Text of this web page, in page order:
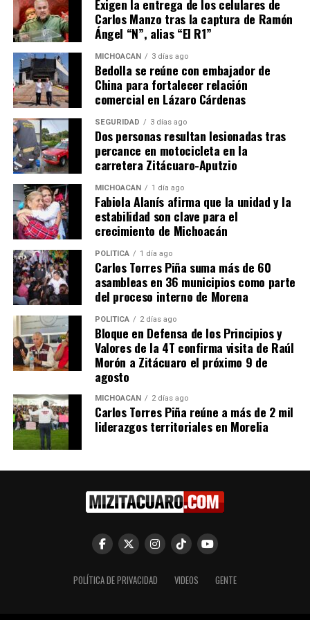
dejado decenas de detenidos. El alcalde de Nueva York,
Eric Adams, advirtió que no permitirá que la violencia
vista en otras ciudades se replique en la Gran Manzana,
calificándola de “inaceptable”.
El Departamento de Seguridad Nacional (DHS) reportó
un aumento del 413% en ataques contra agentes de ICE,
atribuyendo las tensiones a una retórica hostil de
algunos líderes políticos. Mientras tanto, congresistas
como Adriano Espaillat y Nydia Velázquez visitaron
Federal Plaza para investigar denuncias sobre
condiciones inhumanas en los centros de detención de
ICE.
Las autoridades no han precisado los cargos exactos
contra los detenidos ni el número total de arrestos,
pero la situación sigue en desarrollo. Se espera una
manifestación mayor frente al tribunal federal de
inmigración en Manhattan en los próximos días, según
anunciaron los organizadores.
Fuentes: Univision 41, Infobae, The New York Times,
CNN Español, Voz de América, Telemundo
Comparte con:
Me gusta esto:
Exigen la entrega de los celulares de
Carlos Manzo tras la captura de Ramón
Ángel “N”, alias “El R1”
MICHOACÁN 3 días ago
Bedolla se reúne con embajador de
China para fortalecer relación
comercial en Lázaro Cárdenas
SEGURIDAD 3 días ago
Dos personas resultan lesionadas tras
percance en motocicleta en la
carretera Zitácuaro-Aputzio
MICHOACÁN 1 día ago
Fabiola Alanís afirma que la unidad y la
estabilidad son clave para el
crecimiento de Michoacán
POLÍTICA 1 día ago
Carlos Torres Piña suma más de 60
asambleas en 36 municipios como parte
del proceso interno de Morena
POLÍTICA 2 días ago
Bloque en Defensa de los Principios y
Valores de la 4T confirma visita de Raúl
Morón a Zitácuaro el próximo 9 de
agosto
MICHOACÁN 2 días ago
Carlos Torres Piña reúne a más de 2 mil
liderazgos territoriales en Morelia
POLÍTICA DE PRIVACIDAD VIDEOS GENTE